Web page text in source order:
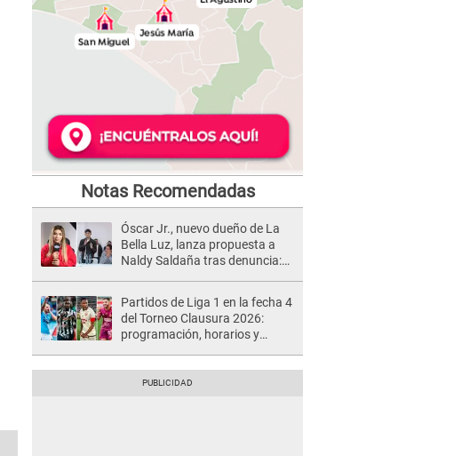
Notas Recomendadas
Óscar Jr., nuevo dueño de La
Bella Luz, lanza propuesta a
Naldy Saldaña tras denuncia:
Partidos de Liga 1 en la fecha 4
del Torneo Clausura 2026:
programación, horarios y